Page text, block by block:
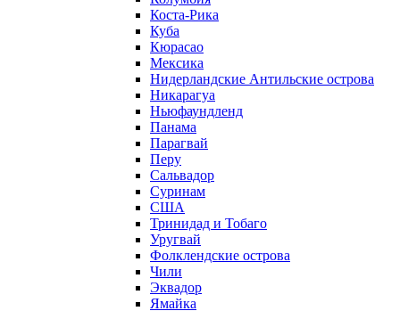
Коста-Рика
Куба
Кюрасао
Мексика
Нидерландские Антильские острова
Никарагуа
Ньюфаундленд
Панама
Парагвай
Перу
Сальвадор
Суринам
США
Тринидад и Тобаго
Уругвай
Фолклендские острова
Чили
Эквадор
Ямайка